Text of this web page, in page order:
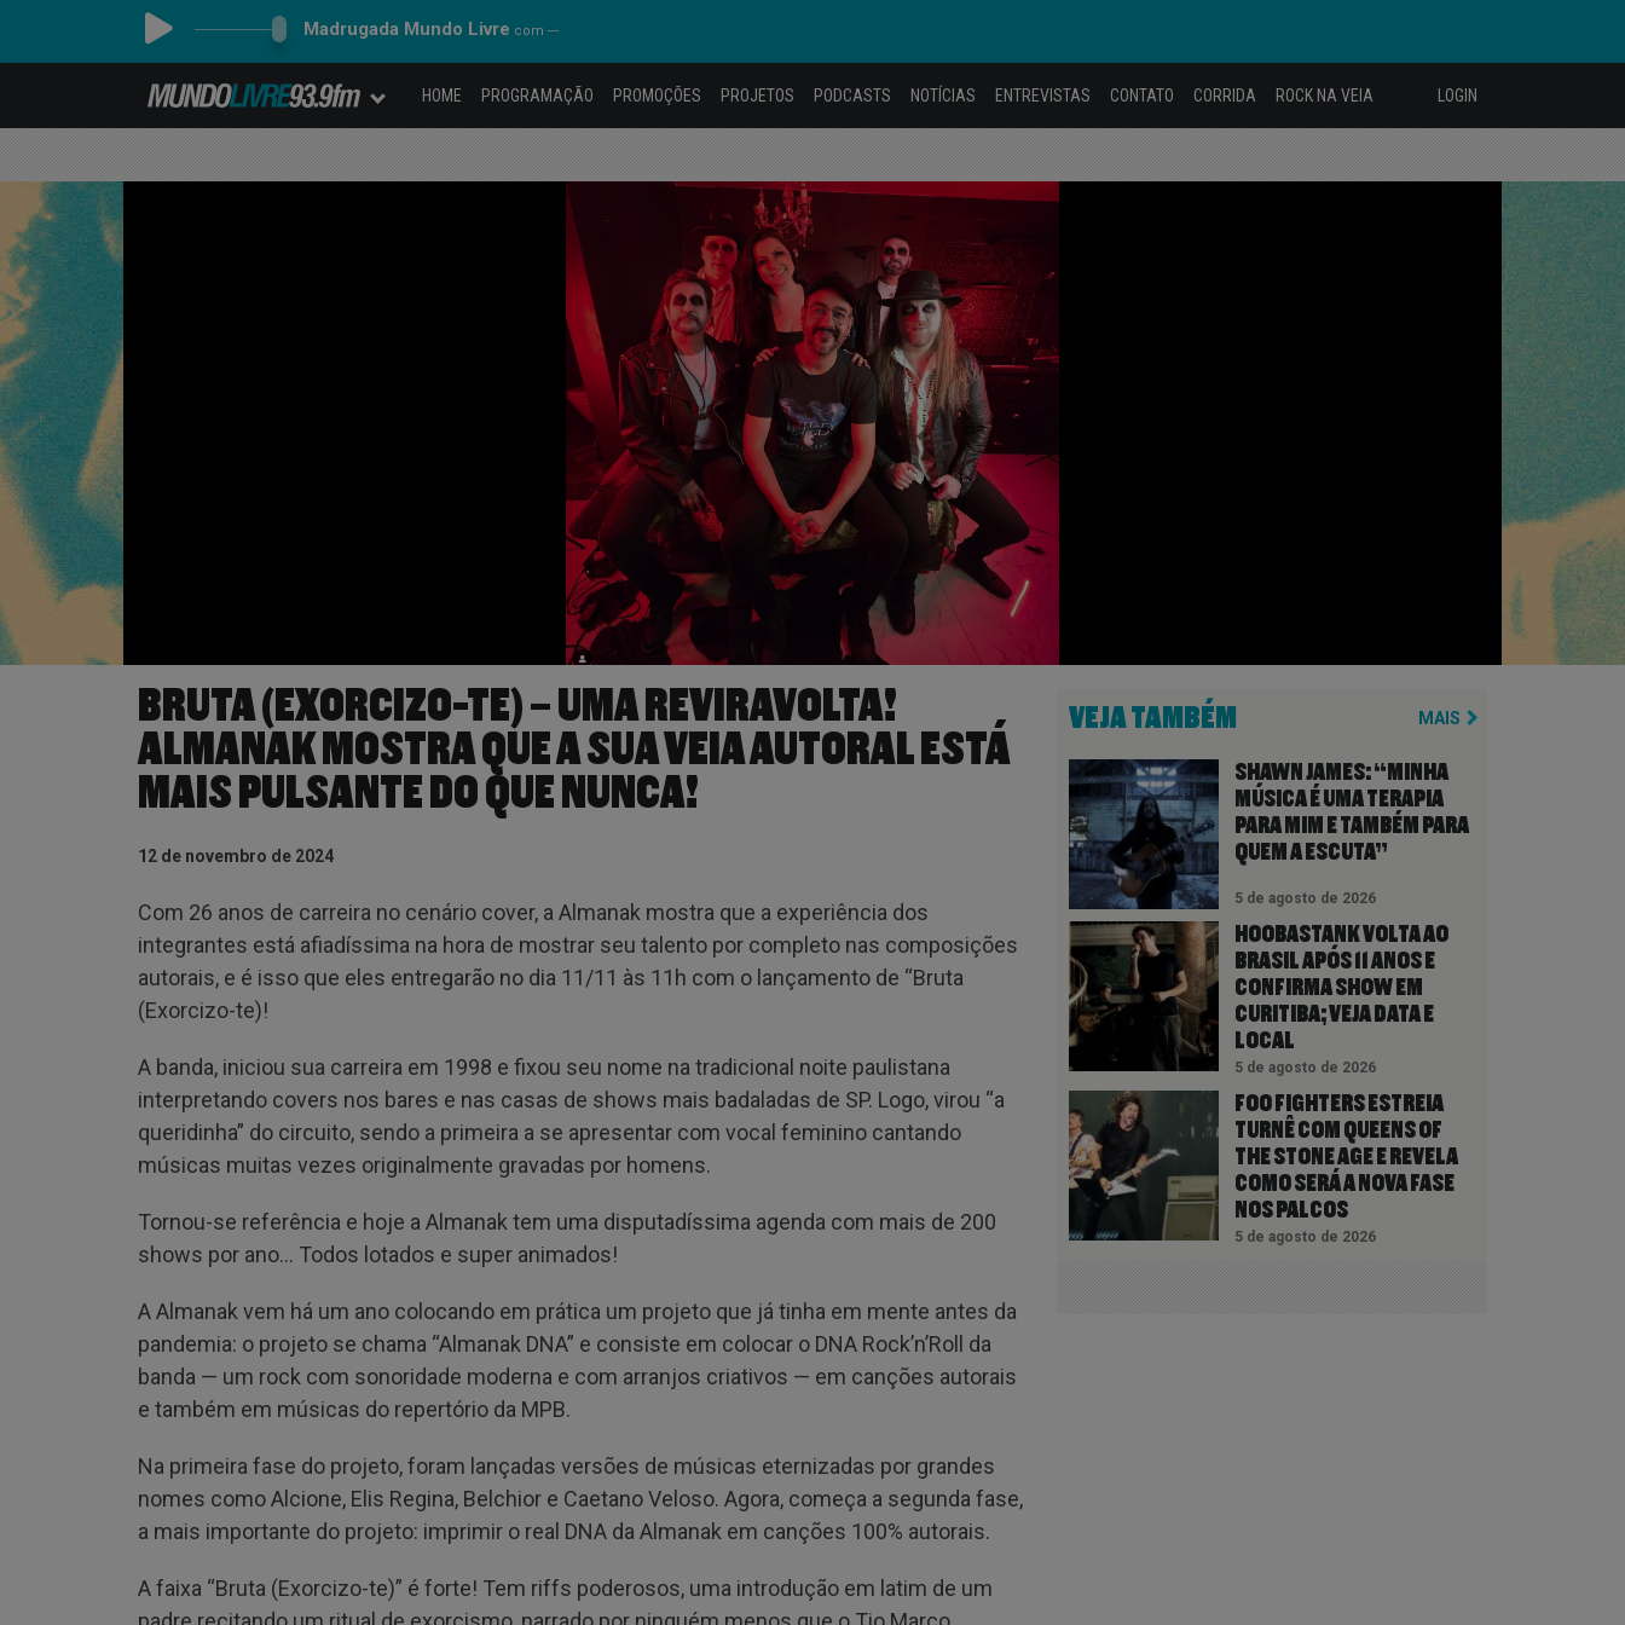
Madrugada Mundo Livre com ---
HOME PROGRAMAÇÃO PROMOÇÕES PROJETOS PODCASTS NOTÍCIAS ENTREVISTAS CONTATO CORRIDA ROCK NA VEIA LOGIN
BRUTA (EXORCIZO-TE) – UMA REVIRAVOLTA!
ALMANAK MOSTRA QUE A SUA VEIA AUTORAL ESTÁ
MAIS PULSANTE DO QUE NUNCA!
12 de novembro de 2024
Com 26 anos de carreira no cenário cover, a Almanak mostra que a experiência dos
integrantes está afiadíssima na hora de mostrar seu talento por completo nas composições
autorais, e é isso que eles entregarão no dia 11/11 às 11h com o lançamento de “Bruta
(Exorcizo-te)!
A banda, iniciou sua carreira em 1998 e fixou seu nome na tradicional noite paulistana
interpretando covers nos bares e nas casas de shows mais badaladas de SP. Logo, virou “a
queridinha” do circuito, sendo a primeira a se apresentar com vocal feminino cantando
músicas muitas vezes originalmente gravadas por homens.
Tornou-se referência e hoje a Almanak tem uma disputadíssima agenda com mais de 200
shows por ano… Todos lotados e super animados!
A Almanak vem há um ano colocando em prática um projeto que já tinha em mente antes da
pandemia: o projeto se chama “Almanak DNA” e consiste em colocar o DNA Rock’n’Roll da
banda — um rock com sonoridade moderna e com arranjos criativos — em canções autorais
e também em músicas do repertório da MPB.
Na primeira fase do projeto, foram lançadas versões de músicas eternizadas por grandes
nomes como Alcione, Elis Regina, Belchior e Caetano Veloso. Agora, começa a segunda fase,
a mais importante do projeto: imprimir o real DNA da Almanak em canções 100% autorais.
A faixa “Bruta (Exorcizo-te)” é forte! Tem riffs poderosos, uma introdução em latim de um
VEJA TAMBÉM MAIS
SHAWN JAMES: “MINHA
MÚSICA É UMA TERAPIA
PARA MIM E TAMBÉM PARA
QUEM A ESCUTA”
5 de agosto de 2026
HOOBASTANK VOLTA AO
BRASIL APÓS 11 ANOS E
CONFIRMA SHOW EM
CURITIBA; VEJA DATA E
LOCAL
5 de agosto de 2026
FOO FIGHTERS ESTREIA
TURNÊ COM QUEENS OF
THE STONE AGE E REVELA
COMO SERÁ A NOVA FASE
NOS PALCOS
5 de agosto de 2026